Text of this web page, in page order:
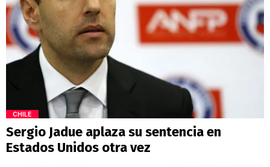
CHILE
Sergio Jadue aplaza su sentencia en
Estados Unidos otra vez